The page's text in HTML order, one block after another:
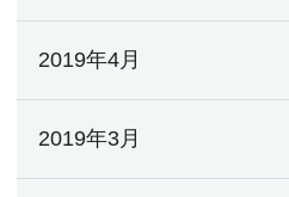
2019年4月
2019年3月